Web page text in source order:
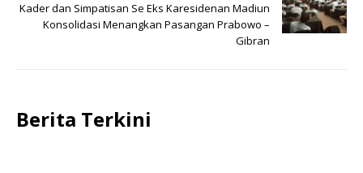
Kader dan Simpatisan Se Eks Karesidenan Madiun
Konsolidasi Menangkan Pasangan Prabowo –
Gibran
Berita Terkini